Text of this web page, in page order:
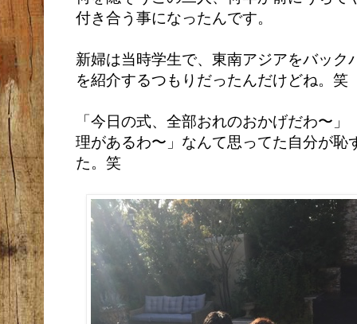
付き合う事になったんです。
新婦は当時学生で、東南アジアをバッ
を紹介するつもりだったんだけどね。笑
「今日の式、全部おれのおかげだわ〜
理があるわ〜」なんて思ってた自分が恥
た。笑